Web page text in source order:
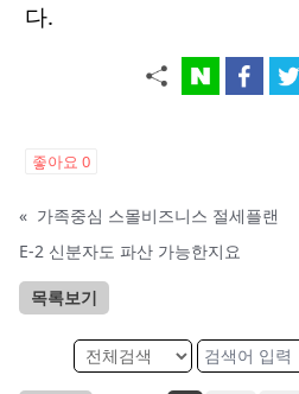
다.
좋아요 0
« 가족중심 스몰비즈니스 절세플랜
E-2 신분자도 파산 가능한지요
목록보기